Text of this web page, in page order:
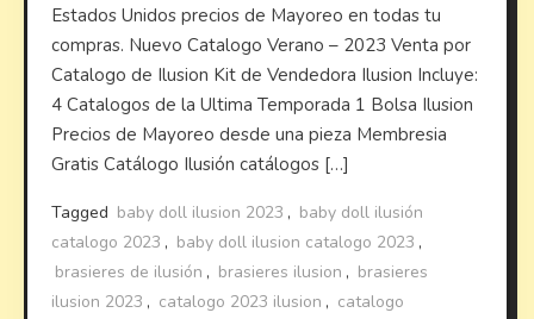
Estados Unidos precios de Mayoreo en todas tu
compras. Nuevo Catalogo Verano – 2023 Venta por
Catalogo de Ilusion Kit de Vendedora Ilusion Incluye:
4 Catalogos de la Ultima Temporada 1 Bolsa Ilusion
Precios de Mayoreo desde una pieza Membresia
Gratis Catálogo Ilusión catálogos […]
Tagged baby doll ilusion 2023 , baby doll ilusión
catalogo 2023 , baby doll ilusion catalogo 2023 ,
brasieres de ilusión , brasieres ilusion , brasieres
ilusion 2023 , catalogo 2023 ilusion , catalogo